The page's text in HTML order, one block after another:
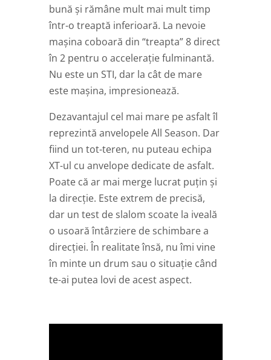
bună și rămâne mult mai mult timp
într-o treaptă inferioară. La nevoie
mașina coboară din “treapta” 8 direct
în 2 pentru o accelerație fulminantă.
Nu este un STI, dar la cât de mare
este mașina, impresionează.
Dezavantajul cel mai mare pe asfalt îl
reprezintă anvelopele All Season. Dar
fiind un tot-teren, nu puteau echipa
XT-ul cu anvelope dedicate de asfalt.
Poate că ar mai merge lucrat puțin și
la direcție. Este extrem de precisă,
dar un test de slalom scoate la iveală
o usoară întârziere de schimbare a
direcției. În realitate însă, nu îmi vine
în minte un drum sau o situație când
te-ai putea lovi de acest aspect.